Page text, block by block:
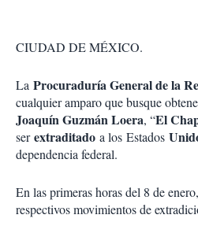
CIUDAD DE MÉXICO.
La Procuraduría General de la
cualquier amparo que busque
Joaquín Guzmán Loera, “El
serextraditado a los Estados
dependencia federal.
En las primeras horas del 8 de
respectivos movimientos de